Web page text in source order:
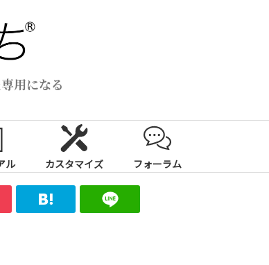
用になる
ル カスタマイズ フォーラム